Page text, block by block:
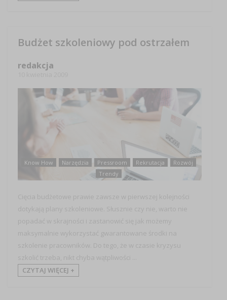
Budżet szkoleniowy pod ostrzałem
redakcja
Know How Narzędzia Pressroom Rekrutacja
Rozwój
Trendy
Cięcia budżetowe prawie zawsze w pierwszej kolejności
dotykają plany szkoleniowe. Słusznie czy nie, warto nie
popadać w skrajności i zastanowić się jak możemy
maksymalnie wykorzystać gwarantowane środki na
szkolenie pracowników. Do tego, że w czasie kryzysu
szkolić trzeba, nikt chyba wątpliwości ...
CZYTAJ WIĘCEJ +